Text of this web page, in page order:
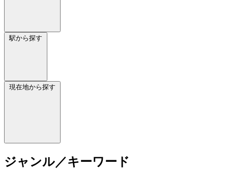
駅から探す
現在地から探す
ジャンル／キーワード